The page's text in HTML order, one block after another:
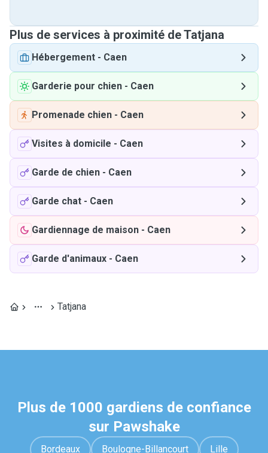
Plus de services à proximité de Tatjana
Hébergement - Caen
Garderie pour chien - Caen
Promenade chien - Caen
Visites à domicile - Caen
Garde de chien - Caen
Garde chat - Caen
Gardiennage de maison - Caen
Garde d'animaux - Caen
Tatjana
Plus de 1000 gardiens de confiance
sur Pawshake
Bordeaux Boulogne-Billancourt Lille